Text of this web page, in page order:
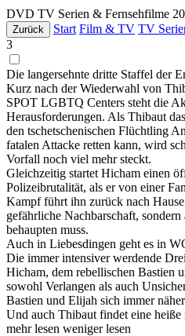
DVD TV Serien & Fernsehfilme
Zurück Start Film & TV TV
3
Die langersehnte dritte Staffel der
Kurz nach der Wiederwahl von
SPOT LGBTQ Centers steht die
Herausforderungen. Als Thibaut
den tschetschenischen Flüchtling
fatalen Attacke retten kann, wird
Vorfall noch viel mehr steckt.
Gleichzeitig startet Hicham einen
Polizeibrutalität, als er von einer
Kampf führt ihn zurück nach
gefährliche Nachbarschaft,
behaupten muss.
Auch in Liebesdingen geht es in
Die immer intensiver werdende
Hicham, dem rebellischen Bastien
sowohl Verlangen als auch
Bastien und Elijah sich immer
Und auch Thibaut findet eine heiße
mehr lesen weniger lesen